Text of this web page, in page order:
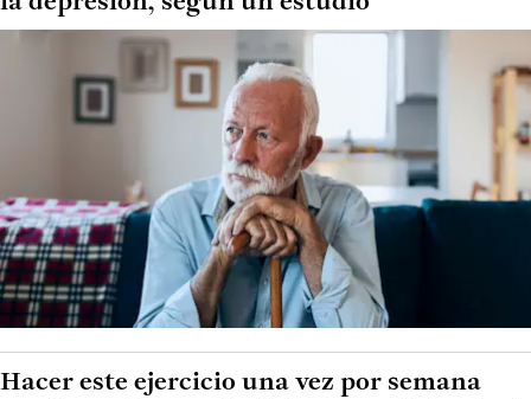
Hacer este ejercicio una vez por semana